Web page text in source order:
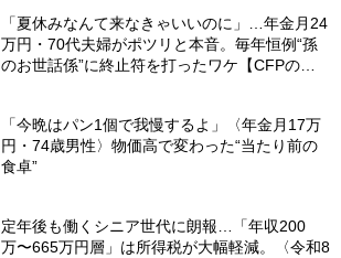
「夏休みなんて来なきゃいいのに」…年金月24
万円・70代夫婦がポツリと本音。毎年恒例“孫
のお世話係”に終止符を打ったワケ【CFPの助
「今晩はパン1個で我慢するよ」〈年金月17万
円・74歳男性〉物価高で変わった“当たり前の
食卓”
定年後も働くシニア世代に朗報…「年収200
万〜665万円層」は所得税が大幅軽減。〈令和8